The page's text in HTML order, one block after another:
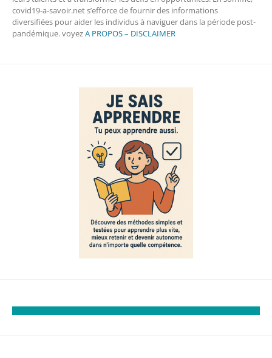
covid19-a-savoir.net s’efforce de fournir des informations
diversifiées pour aider les individus à naviguer dans la période post-
pandémique. voyezA PROPOS – DISCLAIMER